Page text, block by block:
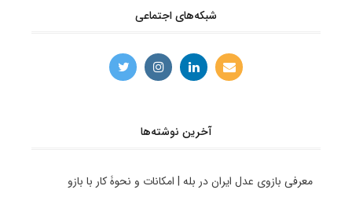
شبکه‌های اجتماعی
آخرین نوشته‌ها
معرفی بازوی عدل ایران در بله | امکانات و نحوۀ کار با بازو